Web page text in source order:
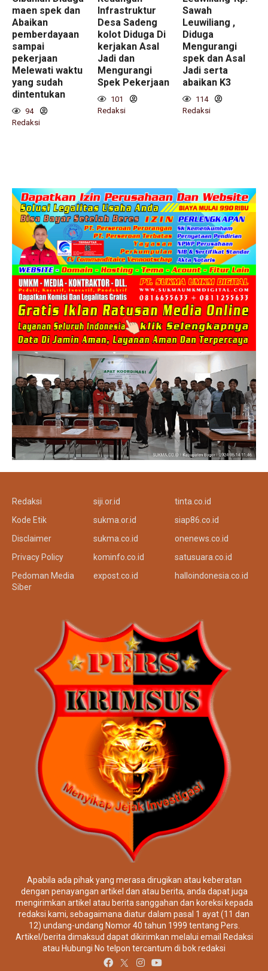
maen spek dan
Abaikan
pemberdayaan
sampai
pekerjaan
Melewati waktu
yang sudah
dintentukan
94
Redaksi
Infrastruktur
Desa Sadeng
kolot Diduga Di
kerjakan Asal
Jadi dan
Mengurangi
Spek Pekerjaan
101
Redaksi
Sawah
Leuwiliang ,
Diduga
Mengurangi
spek dan Asal
Jadi serta
abaikan K3
114
Redaksi
Redaksi
Kode Etik
Disclaimer
Privacy Policy
Pedoman Media
Siber
siji.or.id
sukma.or.id
sukma.co.id
kominfo.co.id
expost.co.id
tinta.co.id
siap86.co.id
onenews.co.id
satusuara.co.id
halloindonesia.co.id
Apabila ada pihak yang merasa dirugikan atau keberatan
dengan penayangan artikel dan atau berita, anda dapat juga
mengirimkan artikel atau berita sanggahan dan koreksi kepada
redaksi kami, sebagaimana diatur dalam pasal 1 ayat (11 dan
12) undang-undang Nomor 40 tahun 1999 tentang Pers.
Artikel/berita dimaksud dapat dikirimkan melalui email Redaksi
atau Hubungi No telpon tercantum di bok redaksi